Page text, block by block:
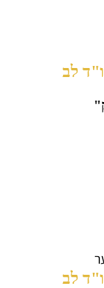
לב
לב